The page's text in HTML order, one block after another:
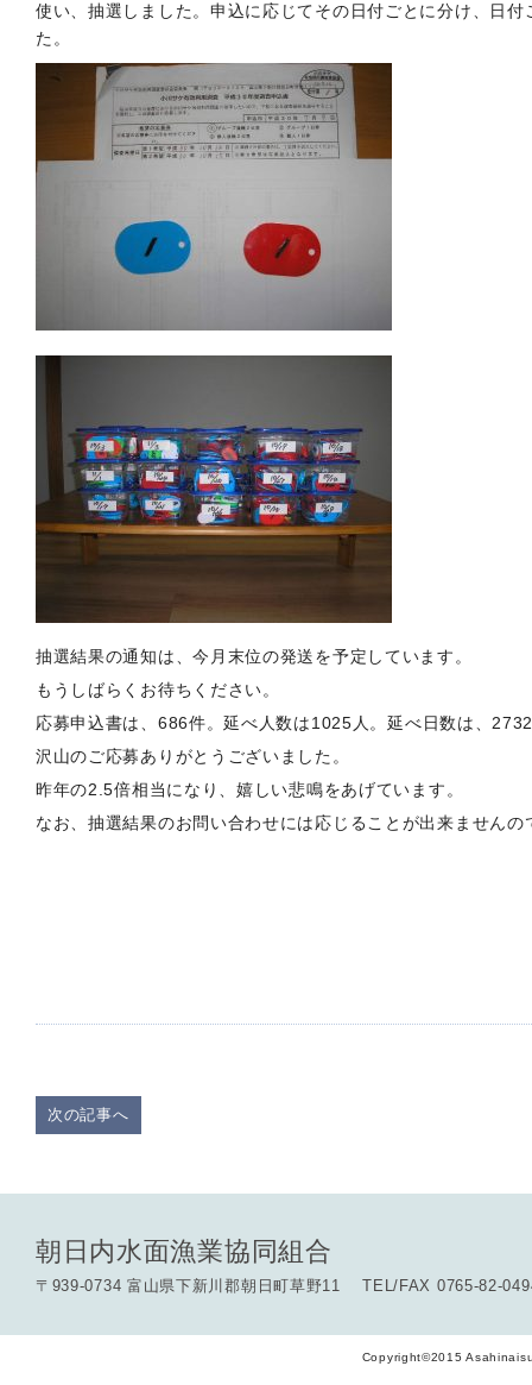
使い、抽選しました。申込に応じてその日付ごとに分け、日付
た。
抽選結果の通知は、今月末位の発送を予定しています。
もうしばらくお待ちください。
応募申込書は、686件。延べ人数は1025人。延べ日数は、
沢山のご応募ありがとうございました。
昨年の2.5倍相当になり、嬉しい悲鳴をあげています。
なお、抽選結果のお問い合わせには応じることが出来ませんの
次の記事へ
朝日内水面漁業協同組合
〒939-0734 富山県下新川郡朝日町草野11 TEL/FAX 0765-82-
Copyright©2015